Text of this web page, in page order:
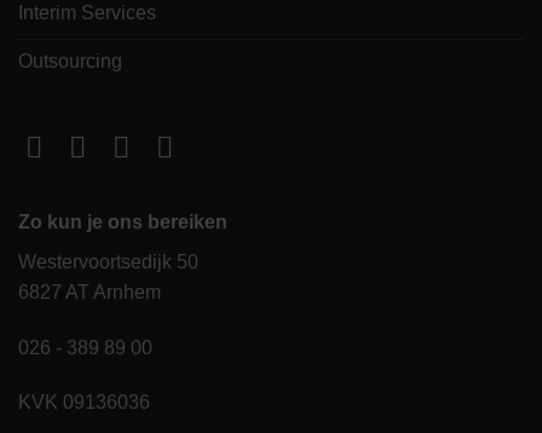
Interim Services
Outsourcing
Zo kun je ons bereiken
Westervoortsedijk 50
6827 AT Arnhem
026 - 389 89 00
KVK 09136036